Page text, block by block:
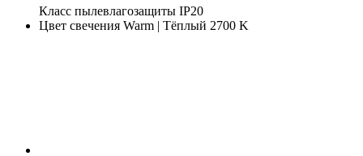
Класс пылевлагозащиты IP20
Цвет свечения Warm | Тёплый 2700 K